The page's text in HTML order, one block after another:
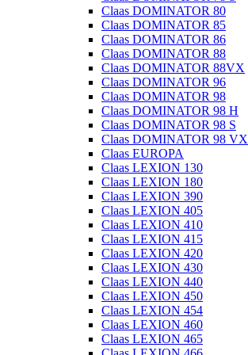
Claas DOMINATOR 80
Claas DOMINATOR 85
Claas DOMINATOR 86
Claas DOMINATOR 88
Claas DOMINATOR 88VX
Claas DOMINATOR 96
Claas DOMINATOR 98
Claas DOMINATOR 98 H
Claas DOMINATOR 98 S
Claas DOMINATOR 98 VX
Claas EUROPA
Claas LEXION 130
Claas LEXION 180
Claas LEXION 390
Claas LEXION 405
Claas LEXION 410
Claas LEXION 415
Claas LEXION 420
Claas LEXION 430
Claas LEXION 440
Claas LEXION 450
Claas LEXION 454
Claas LEXION 460
Claas LEXION 465